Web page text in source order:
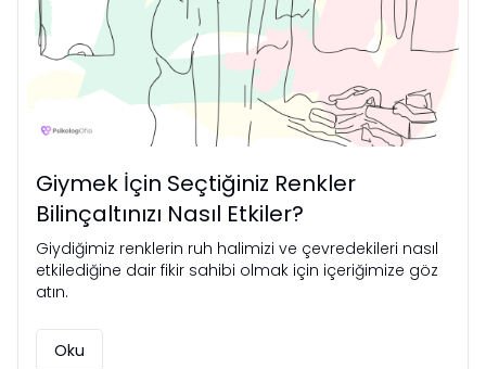
Giymek İçin Seçtiğiniz Renkler
Bilinçaltınızı Nasıl Etkiler?
Giydiğimiz renklerin ruh halimizi ve çevredekileri nasıl
etkilediğine dair fikir sahibi olmak için içeriğimize göz
atın.
Oku